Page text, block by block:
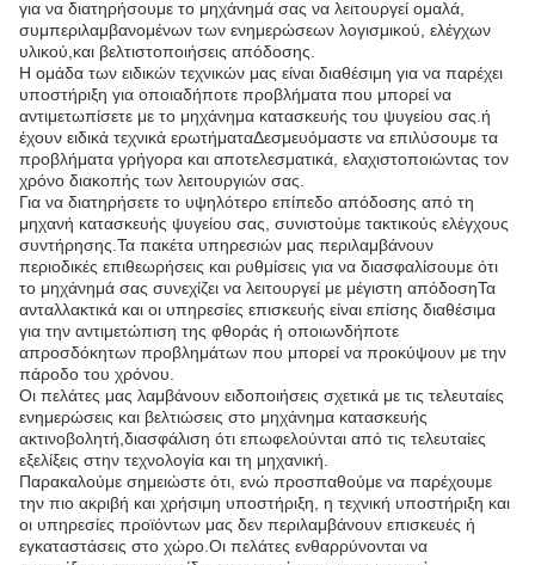
για να διατηρήσουμε το μηχάνημά σας να λειτουργεί ομαλά,
συμπεριλαμβανομένων των ενημερώσεων λογισμικού, ελέγχων
υλικού,και βελτιστοποιήσεις απόδοσης.
Η ομάδα των ειδικών τεχνικών μας είναι διαθέσιμη για να παρέχει
υποστήριξη για οποιαδήποτε προβλήματα που μπορεί να
αντιμετωπίσετε με το μηχάνημα κατασκευής του ψυγείου σας.ή
έχουν ειδικά τεχνικά ερωτήματαΔεσμευόμαστε να επιλύσουμε τα
προβλήματα γρήγορα και αποτελεσματικά, ελαχιστοποιώντας τον
χρόνο διακοπής των λειτουργιών σας.
Για να διατηρήσετε το υψηλότερο επίπεδο απόδοσης από τη
μηχανή κατασκευής ψυγείου σας, συνιστούμε τακτικούς ελέγχους
συντήρησης.Τα πακέτα υπηρεσιών μας περιλαμβάνουν
περιοδικές επιθεωρήσεις και ρυθμίσεις για να διασφαλίσουμε ότι
το μηχάνημά σας συνεχίζει να λειτουργεί με μέγιστη απόδοσηΤα
ανταλλακτικά και οι υπηρεσίες επισκευής είναι επίσης διαθέσιμα
για την αντιμετώπιση της φθοράς ή οποιωνδήποτε
απροσδόκητων προβλημάτων που μπορεί να προκύψουν με την
πάροδο του χρόνου.
Οι πελάτες μας λαμβάνουν ειδοποιήσεις σχετικά με τις τελευταίες
ενημερώσεις και βελτιώσεις στο μηχάνημα κατασκευής
ακτινοβολητή,διασφάλιση ότι επωφελούνται από τις τελευταίες
εξελίξεις στην τεχνολογία και τη μηχανική.
Παρακαλούμε σημειώστε ότι, ενώ προσπαθούμε να παρέχουμε
την πιο ακριβή και χρήσιμη υποστήριξη, η τεχνική υποστήριξη και
οι υπηρεσίες προϊόντων μας δεν περιλαμβάνουν επισκευές ή
εγκαταστάσεις στο χώρο.Οι πελάτες ενθαρρύνονται να